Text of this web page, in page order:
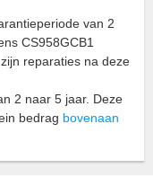
van 2
CS958GCB1
reparaties na deze
2 naar 5 jaar. Deze
bedrag bovenaan